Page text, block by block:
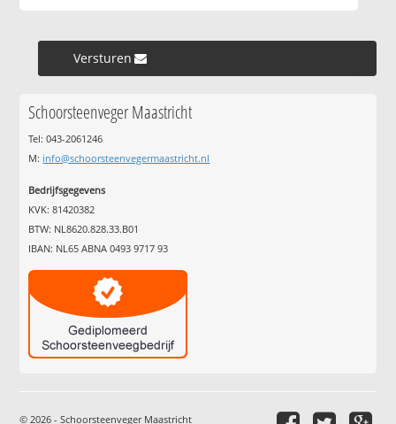
Versturen »
Schoorsteenveger Maastricht
Tel: 043-2061246
M: info@schoorsteenvegermaastricht.nl
Bedrijfsgegevens
KVK: 81420382
BTW: NL8620.828.33.B01
IBAN: NL65 ABNA 0493 9717 93
© 2026 - Schoorsteenveger Maastricht